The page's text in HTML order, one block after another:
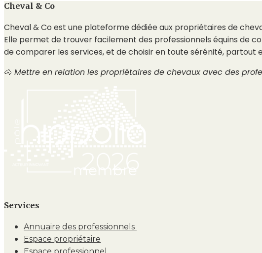
Cheval & Co
Cheval & Co est une plateforme dédiée aux propriétaires de
Elle permet de trouver facilement des professionnels équins de
de comparer les services, et de choisir en toute sérénité, partout
🐴 Mettre en relation les propriétaires de chevaux avec des
Services
Annuaire des professionnels
Espace propriétaire